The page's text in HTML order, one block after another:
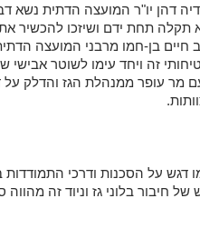
דהן יו"ר המועצה הדתית נשא
תקלה תחת ידם ושיזכו להכשיר
חיים בן-חמו מרבני המועצה
זה ויחד עימו לשוטר אבישי
מר עופר ממנהלת הגז והדלק
.
דגש על הסכנות ודרכי התמודדות
של חיבור בלוני גז וניוד זה מהווה